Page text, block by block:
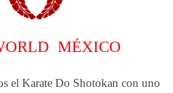
MÉXICO
el Karate Do Shotokan con uno